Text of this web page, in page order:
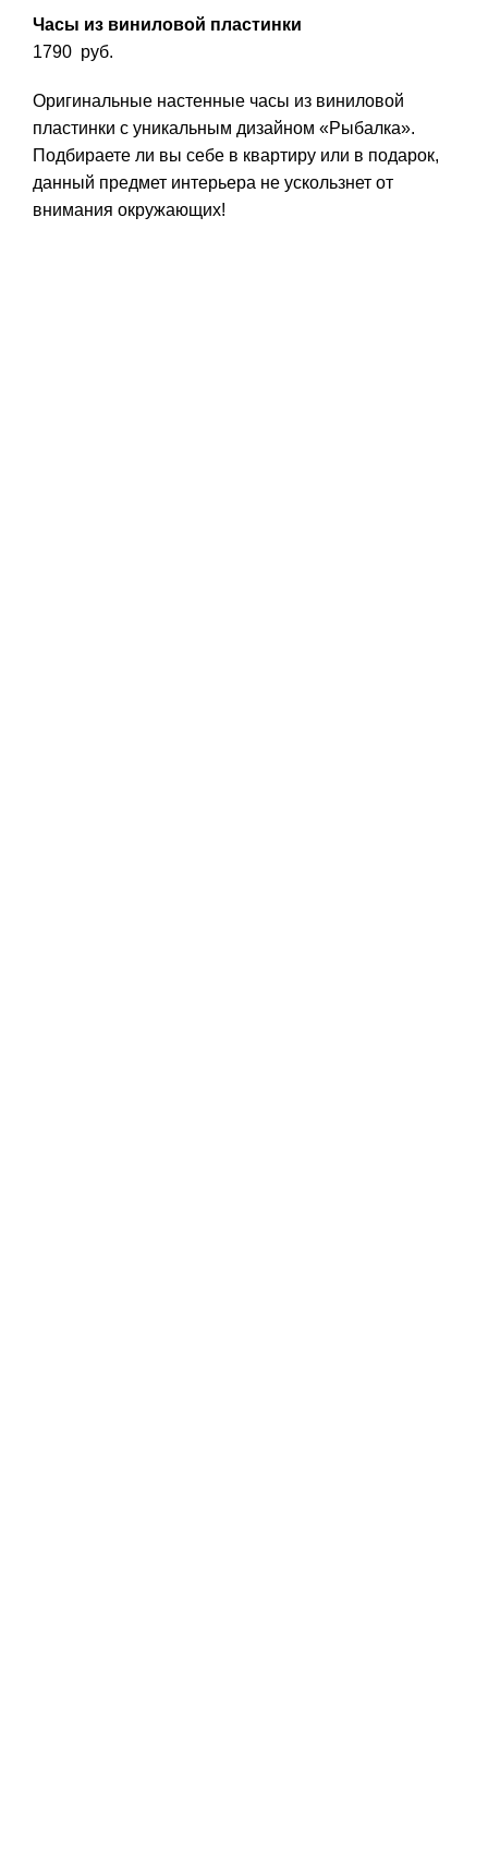
Часы из виниловой пластинки
1790 руб.
Оригинальные настенные часы из виниловой
пластинки с уникальным дизайном «Рыбалка».
Подбираете ли вы себе в квартиру или в подарок,
данный предмет интерьера не ускользнет от
внимания окружающих!